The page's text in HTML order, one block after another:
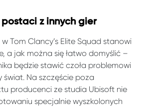
postaci z innych gier
Tom Clancy’s Elite Squad stanowi
a jak można się łatwo domyślić –
będzie stawić czoła problemowi
świat. Na szczęście poza
producenci ze studia Ubisoft nie
specjalnie wyszkolonych